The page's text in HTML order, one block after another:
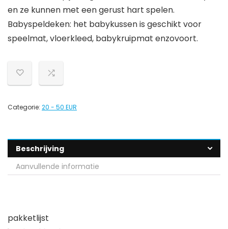
en ze kunnen met een gerust hart spelen.
Babyspeldeken: het babykussen is geschikt voor
speelmat, vloerkleed, babykruipmat enzovoort.
Categorie: 20 - 50 EUR
Beschrijving
Aanvullende informatie
pakketlijst